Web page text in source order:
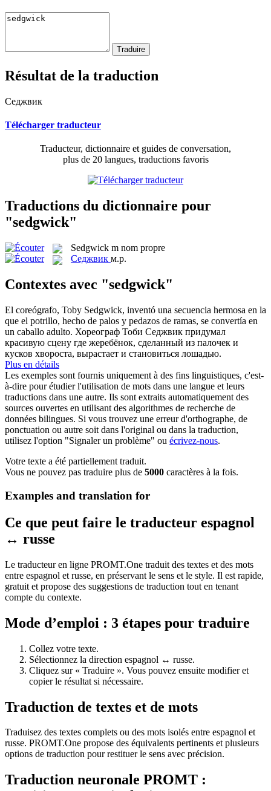
Résultat de la traduction
Седжвик
Télécharger traducteur
Traducteur, dictionnaire et guides de conversation,
plus de 20 langues, traductions favoris
Traductions du dictionnaire pour
"sedgwick"
Sedgwick m nom propre
Седжвик м.р.
Contextes avec "sedgwick"
El coreógrafo, Toby Sedgwick, inventó una secuencia hermosa en la
que el potrillo, hecho de palos y pedazos de ramas, se convertía en
un caballo adulto. Хореограф Тоби Седжвик придумал
красивую сцену где жеребёнок, сделанный из палочек и
кусков хвороста, вырастает и становиться лошадью.
Plus en détails
Les exemples sont fournis uniquement à des fins linguistiques, c'est-
à-dire pour étudier l'utilisation de mots dans une langue et leurs
traductions dans une autre. Ils sont extraits automatiquement des
sources ouvertes en utilisant des algorithmes de recherche de
données bilingues. Si vous trouvez une erreur d'orthographe, de
ponctuation ou autre soit dans l'original ou dans la traduction,
utilisez l'option "Signaler un problème" ou écrivez-nous.
Votre texte a été partiellement traduit.
Vous ne pouvez pas traduire plus de 5000 caractères à la fois.
Examples and translation for
Ce que peut faire le traducteur espagnol
↔ russe
Le traducteur en ligne PROMT.One traduit des textes et des mots
entre espagnol et russe, en préservant le sens et le style. Il est rapide,
gratuit et propose des suggestions de traduction tout en tenant
compte du contexte.
Mode d’emploi : 3 étapes pour traduire
Collez votre texte.
Sélectionnez la direction espagnol ↔ russe.
Cliquez sur « Traduire ». Vous pouvez ensuite modifier et
copier le résultat si nécessaire.
Traduction de textes et de mots
Traduisez des textes complets ou des mots isolés entre espagnol et
russe. PROMT.One propose des équivalents pertinents et plusieurs
options de traduction pour restituer le sens avec précision.
Traduction neuronale PROMT :